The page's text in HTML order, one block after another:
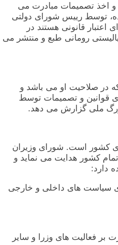
و اخذ تصمیمات‏ مبادرت‏ می‏
توسط رییس‏ شورای‏ دولتی‏
اعتبار قانونی‏ هستند در
رومانی‏ طبع و منتشر می‏
در صلاحیت‏ او می‏ باشد و
قوانین‏ و تصمیمات‏ توسط
ملی‏ گزارش‏ می‏ دهد.
کشور است‏. شورای‏ وزیران‏
کشور هدایت‏ می‏ نماید و
دارد:
سیاست‏ های‏ داخلی‏ و خارجی‏
بر فعالیت‏ های‏ وزرا و سایر